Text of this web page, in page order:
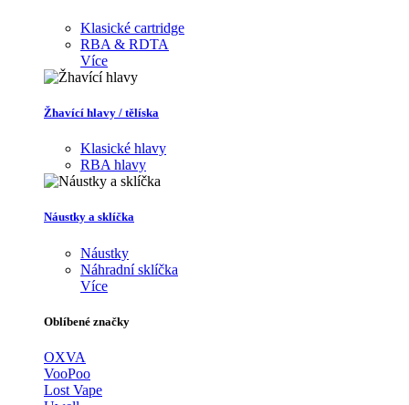
Klasické cartridge
RBA & RDTA
Více
Žhavící hlavy / tělíska
Klasické hlavy
RBA hlavy
Náustky a sklíčka
Náustky
Náhradní sklíčka
Více
Oblíbené značky
OXVA
VooPoo
Lost Vape